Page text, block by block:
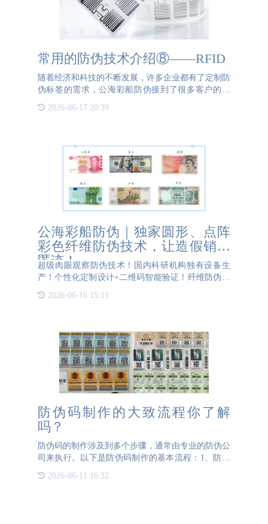
常用的防伪技术介绍⑧——RFID
随着经济和科技的不断发展，许多企业都有了定制防
伪标签的需求，公海彩船防伪接到了很多客户的委
术之一：RFID。一、RFID防伪技术是什么RFID 是
2026-06-17 20:39
公海彩船防伪｜独家圆形、点阵
彩色纤维防伪技术，让造假销声
匿迹！
超级肉眼观察防伪技术！国内科研机构独有设备生
产！个性化定制设计+二维码智能验证！纤维防伪是
过程中添加特制的防伪纤维丝，通过肉眼观察或用荧
2026-06-16 15:11
防伪码制作的大致流程你了解
吗？
防伪码的制作涉及到多个步骤，通常由专业的防伪公
司来执行。以下是防伪码制作的基本流程：1、防伪
码需求分析首先，防伪公司会与企业沟通，了解其对
防伪码的具体需求，包括预期的防伪强度、防伪码应
2026-06-11 16:32